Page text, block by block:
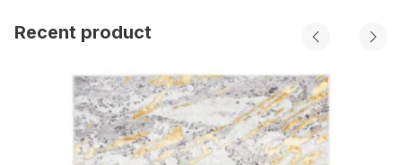
Recent product